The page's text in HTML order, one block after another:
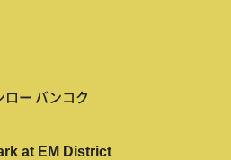
ロー バンコク
at EM District